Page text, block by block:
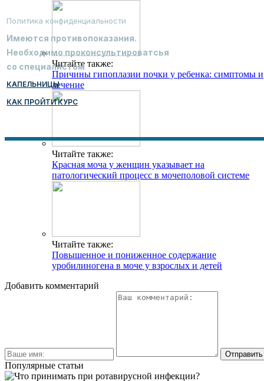
Читайте также:
Причины гипоплазии почки у ребенка: симптомы и
лечение
Читайте также:
Красная моча у женщин указывает на
патологический процесс в мочеполовой системе
Читайте также:
Повышенное и пониженное содержание
уробилиногена в моче у взрослых и детей
Добавить комментарий
Популярные статьи
Политика конфиденциальности
Имеются противопоказания.
Необходимо проконсультироватсья
со специалистом
КАПЕЛЬНИЦЫ
КАК ПРОЙТИ КУРС